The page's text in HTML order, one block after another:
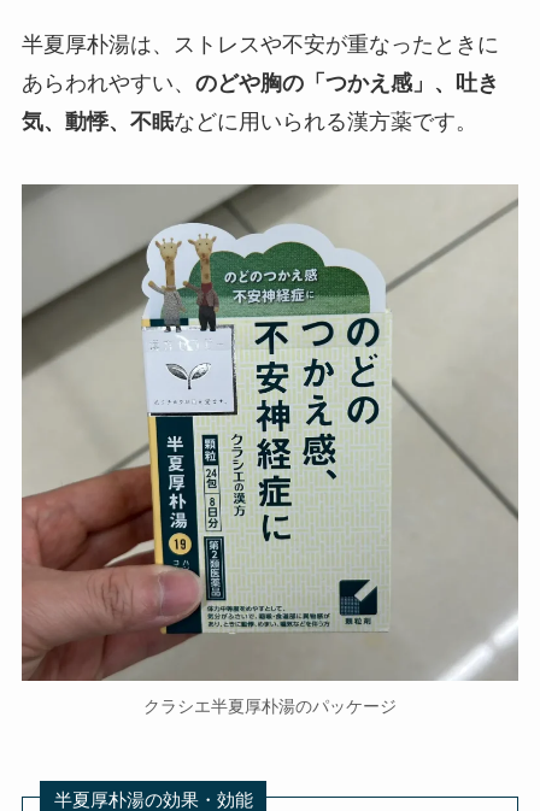
半夏厚朴湯は、ストレスや不安が重なったときに
あらわれやすい、 のどや胸の「つかえ感」、吐き
気、動悸、不眠などに用いられる漢方薬です。
クラシエ半夏厚朴湯のパッケージ
半夏厚朴湯の効果・効能